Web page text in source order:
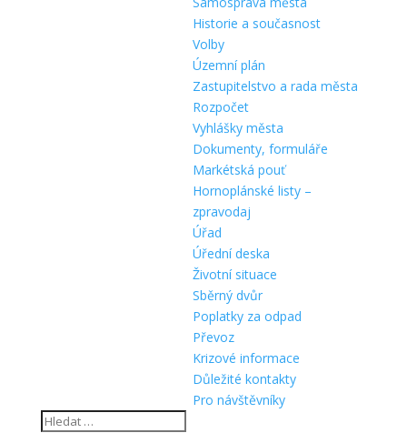
Historie a současnost
Volby
Územní plán
Zastupitelstvo a rada města
Rozpočet
Vyhlášky města
Dokumenty, formuláře
Markétská pouť
Hornoplánské listy –
zpravodaj
Úřad
Úřední deska
Životní situace
Sběrný dvůr
Poplatky za odpad
Převoz
Krizové informace
Důležité kontakty
Pro návštěvníky